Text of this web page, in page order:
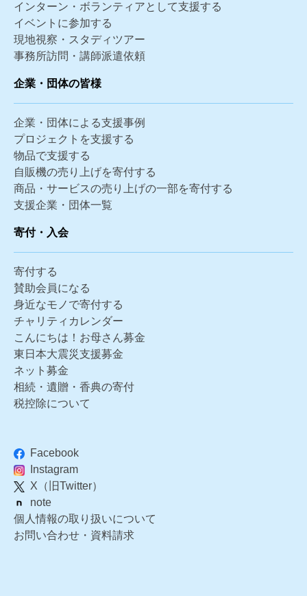
インターン・ボランティアとして支援する
イベントに参加する
現地視察・スタディツアー
事務所訪問・講師派遣依頼
企業・団体の皆様
企業・団体による支援事例
プロジェクトを支援する
物品で支援する
自販機の売り上げを寄付する
商品・サービスの売り上げの一部を寄付する
支援企業・団体一覧
寄付・入会
寄付する
賛助会員になる
身近なモノで寄付する
チャリティカレンダー
こんにちは！お母さん募金
東日本大震災支援募金
ネット募金
相続・遺贈・香典の寄付
税控除について
Facebook
Instagram
X（旧Twitter）
note
個人情報の取り扱いについて
お問い合わせ・資料請求